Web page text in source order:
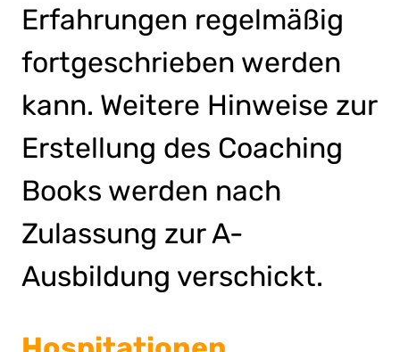
Erfahrungen regelmäßig
fortgeschrieben werden
kann. Weitere Hinweise zur
Erstellung des Coaching
Books werden nach
Zulassung zur A-
Ausbildung verschickt.